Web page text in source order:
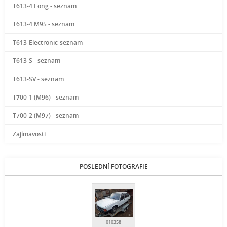
T613-4 Long - seznam
T613-4 M95 - seznam
T613-Electronic-seznam
T613-S - seznam
T613-SV - seznam
T700-1 (M96) - seznam
T700-2 (M97) - seznam
Zajímavosti
POSLEDNÍ FOTOGRAFIE
010358